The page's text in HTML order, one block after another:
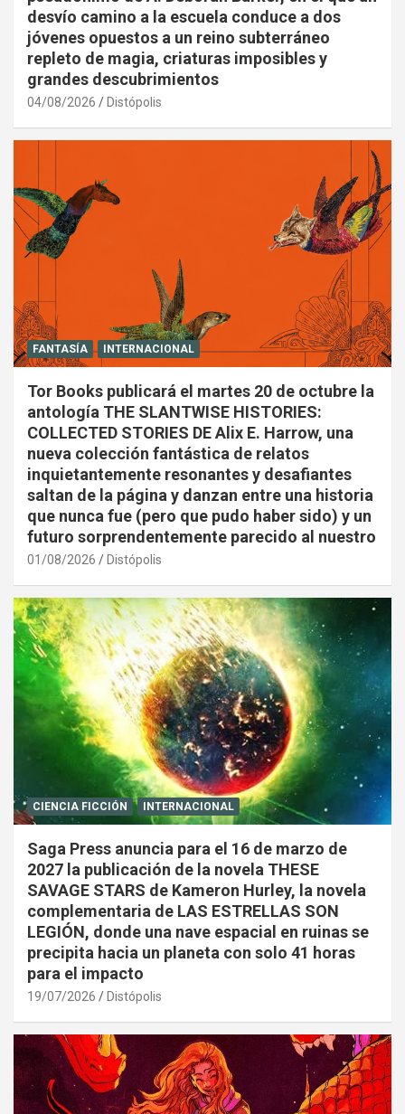
desvío camino a la escuela conduce a dos
jóvenes opuestos a un reino subterráneo
repleto de magia, criaturas imposibles y
grandes descubrimientos
04/08/2026 Distópolis
FANTASÍA INTERNACIONAL
Tor Books publicará el martes 20 de octubre la
antología THE SLANTWISE HISTORIES:
COLLECTED STORIES DE Alix E. Harrow, una
nueva colección fantástica de relatos
inquietantemente resonantes y desafiantes
saltan de la página y danzan entre una historia
que nunca fue (pero que pudo haber sido) y un
futuro sorprendentemente parecido al nuestro
01/08/2026 Distópolis
CIENCIA FICCIÓN INTERNACIONAL
Saga Press anuncia para el 16 de marzo de
2027 la publicación de la novela THESE
SAVAGE STARS de Kameron Hurley, la novela
complementaria de LAS ESTRELLAS SON
LEGIÓN, donde una nave espacial en ruinas se
precipita hacia un planeta con solo 41 horas
para el impacto
19/07/2026 Distópolis